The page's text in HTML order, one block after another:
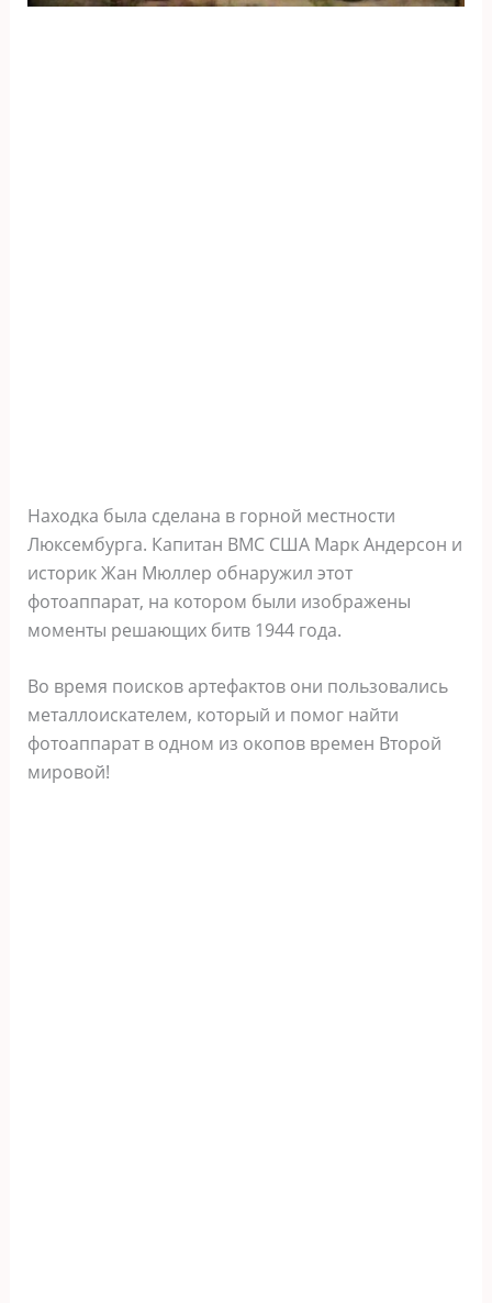
Находка была сделана в горной местности
Люксембурга. Капитан ВМС США Марк Андерсон и
историк Жан Мюллер обнаружил этот
фотоаппарат, на котором были изображены
моменты решающих битв 1944 года.
Во время поисков артефактов они пользовались
металлоискателем, который и помог найти
фотоаппарат в одном из окопов времен Второй
мировой!